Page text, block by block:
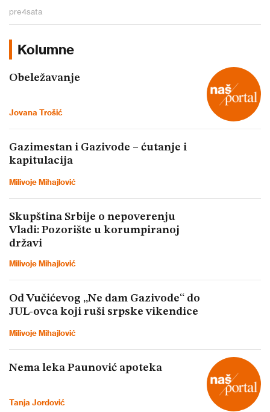
pre4sata
Kolumne
Obeležavanje
Jovana Trošić
Gazimestan i Gazivode – ćutanje i
kapitulacija
Milivoje Mihajlović
Skupština Srbije o nepoverenju
Vladi: Pozorište u korumpiranoj
državi
Milivoje Mihajlović
Od Vučićevog „Ne dam Gazivode“ do
JUL-ovca koji ruši srpske vikendice
Milivoje Mihajlović
Nema leka Paunović apoteka
Tanja Jordović